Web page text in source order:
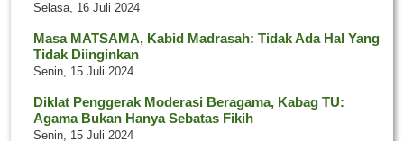
Selasa, 16 Juli 2024
Masa MATSAMA, Kabid Madrasah: Tidak Ada Hal Yang
Tidak Diinginkan
Senin, 15 Juli 2024
Diklat Penggerak Moderasi Beragama, Kabag TU:
Agama Bukan Hanya Sebatas Fikih
Senin, 15 Juli 2024